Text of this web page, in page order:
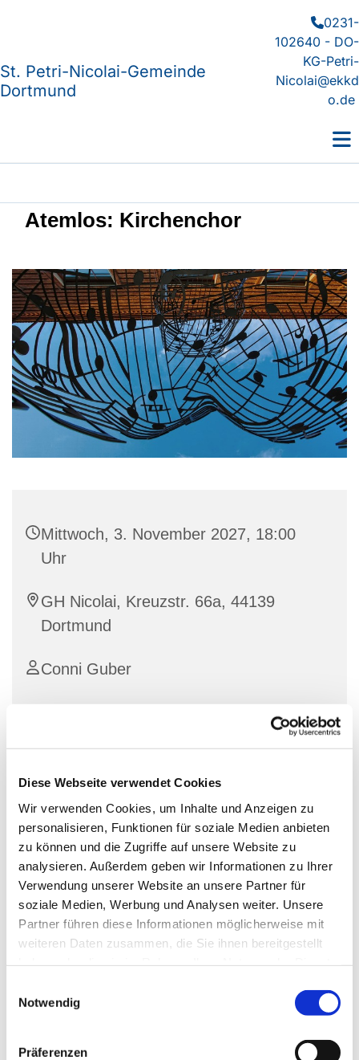
Diese Webseite verwendet Cookies
Wir verwenden Cookies, um Inhalte und Anzeigen zu
personalisieren, Funktionen für soziale Medien anbieten
zu können und die Zugriffe auf unsere Website zu
analysieren. Außerdem geben wir Informationen zu Ihrer
Verwendung unserer Website an unsere Partner für
soziale Medien, Werbung und Analysen weiter. Unsere
Partner führen diese Informationen möglicherweise mit
weiteren Daten zusammen, die Sie ihnen bereitgestellt
Notwendig
Präferenzen
St. Petri-Nicolai-Gemeinde
Dortmund
0231-
102640 - DO-
KG-Petri-
Nicolai@ekkd
o.de
Atemlos: Kirchenchor
Mittwoch, 3. November 2027, 18:00
Uhr
GH Nicolai, Kreuzstr. 66a, 44139
Dortmund
Conni Guber